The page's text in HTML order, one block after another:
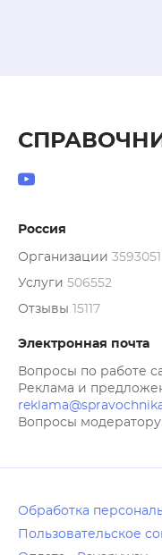
Россия
Организации 3593051
Услуги 506552
Отзывы 15117
Электронная почта
Вопросы по работе
Реклама и
Вопросы модератору:
Обработка
Пользовательское